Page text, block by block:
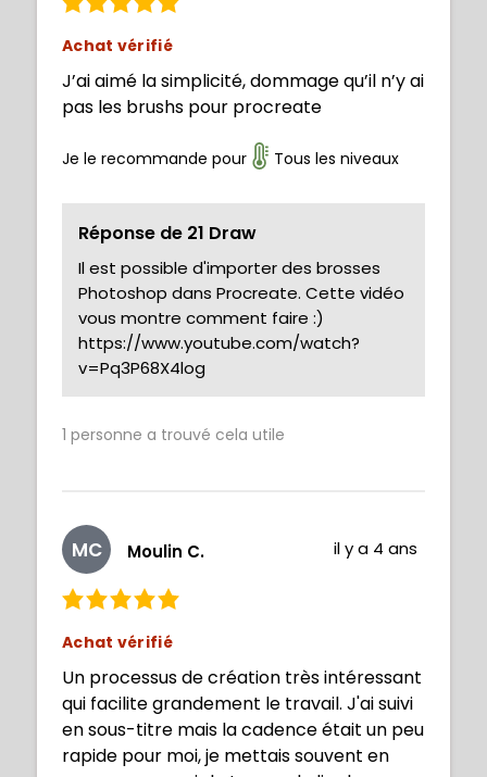
Achat vérifié
J’ai aimé la simplicité, dommage qu’il n’y ai
pas les brushs pour procreate
Je le recommande pour Tous les niveaux
Réponse de 21 Draw
Il est possible d'importer des brosses
Photoshop dans Procreate. Cette vidéo
vous montre comment faire :)
https://www.youtube.com/watch?
v=Pq3P68X4log
1 personne a trouvé cela utile
MC Moulin C. il y a 4 ans
Achat vérifié
Un processus de création très intéressant
qui facilite grandement le travail. J'ai suivi
en sous-titre mais la cadence était un peu
rapide pour moi, je mettais souvent en